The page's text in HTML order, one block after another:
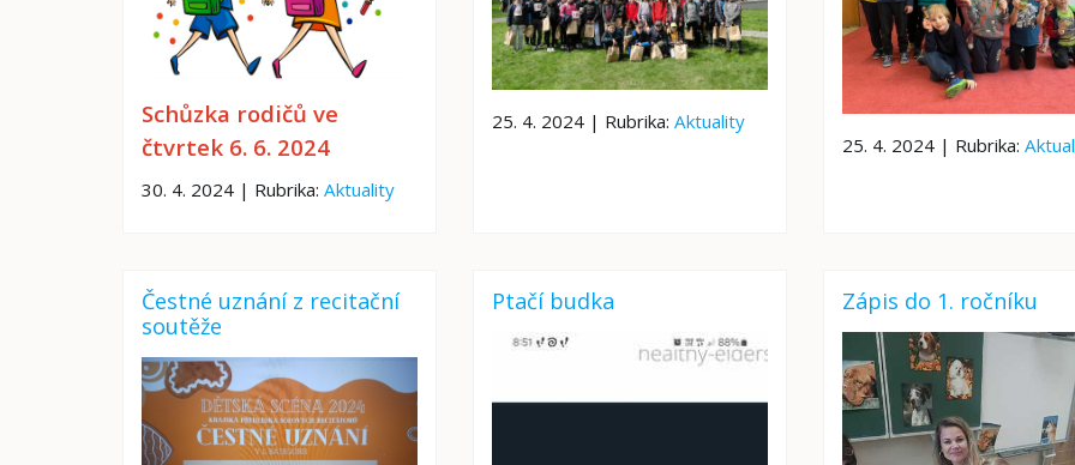
Schůzka rodičů ve
čtvrtek 6. 6. 2024
30. 4. 2024 | Rubrika: Aktuality
25. 4. 2024 | Rubrika:Aktuality
25. 4. 2024 | Rubrika:
Čestné uznání z recitační
soutěže
Ptačí budka Zápis do 1. ročníku